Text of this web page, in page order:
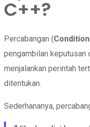
C++?
Percabangan (
pengambilan keputusan
menjalankan perintah
ditentukan.
Sederhananya,